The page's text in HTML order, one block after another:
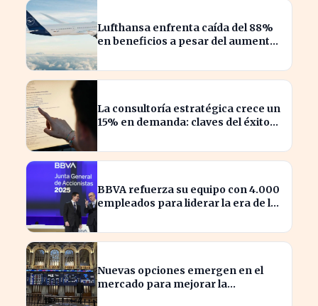
Lufthansa enfrenta caída del 88%
en beneficios a pesar del aumento
La consultoría estratégica crece un
15% en demanda: claves del éxito
BBVA refuerza su equipo con 4.000
empleados para liderar la era de la
Nuevas opciones emergen en el
mercado para mejorar la